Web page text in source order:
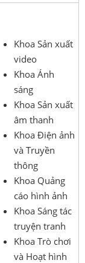
Khoa Sản xuất
video
Khoa Ánh
sáng
Khoa Sản xuất
âm thanh
Khoa Điện ảnh
và Truyền
thông
Khoa Quảng
cáo hình ảnh
Khoa Sáng tác
truyện tranh
Khoa Trò chơi
và Hoạt hình